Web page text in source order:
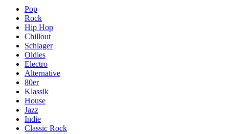
Pop
Rock
Hip Hop
Chillout
Schlager
Oldies
Electro
Alternative
80er
Klassik
House
Jazz
Indie
Classic Rock